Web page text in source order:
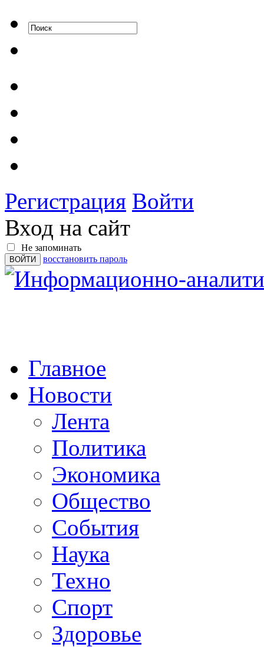
Регистрация Войти
Вход на сайт
Не запоминать
восстановить пароль
Главное
Новости
Лента
Политика
Экономика
Общество
События
Наука
Техно
Спорт
Здоровье